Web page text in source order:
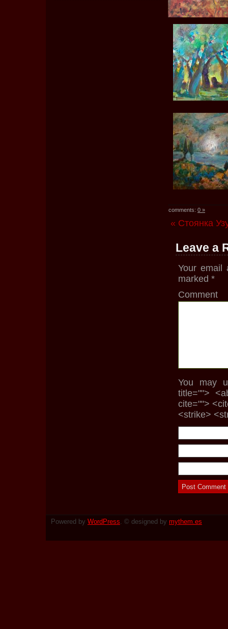
comments: 0 »
« Стоянка
Leave a
Your email
marked *
Comment
You may
title="">
cite="">
<strike>
Powered by WordPress. © designed by mythem.es